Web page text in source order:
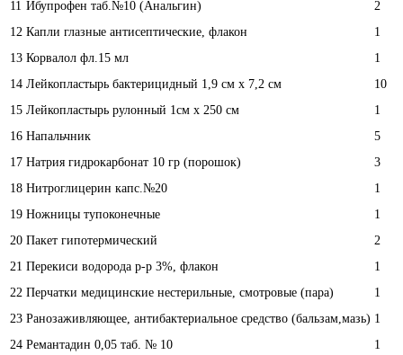
11 Ибупрофен таб.№10 (Анальгин)
2
12 Капли глазные антисептические, флакон
1
13 Корвалол фл.15 мл
1
14 Лейкопластырь бактерицидный 1,9 см х 7,2 см
10
15 Лейкопластырь рулонный 1см х 250 см
1
16 Напальчник
5
17 Натрия гидрокарбонат 10 гр (порошок)
3
18 Нитроглицерин капс.№20
1
19 Ножницы тупоконечные
1
20 Пакет гипотермический
2
21 Перекиси водорода р-р 3%, флакон
1
22 Перчатки медицинские нестерильные, смотровые (пара)
1
23 Ранозаживляющее, антибактериальное средство (бальзам,мазь) 1
24 Ремантадин 0,05 таб. № 10 1